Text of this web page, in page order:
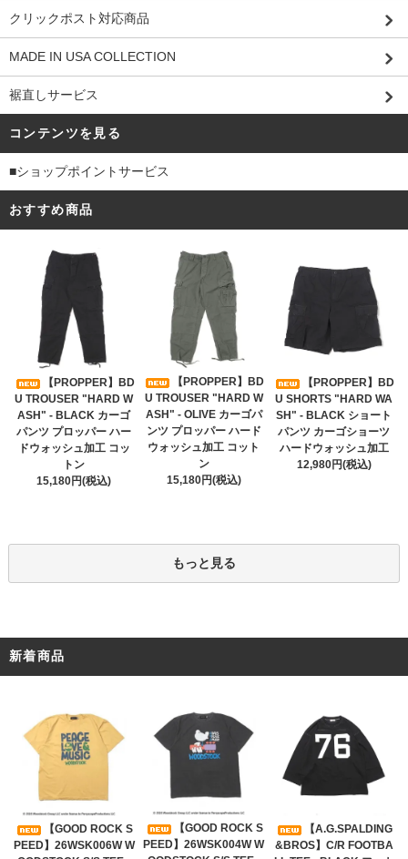
クリックポスト対応商品
MADE IN USA COLLECTION
裾直しサービス
コンテンツを見る
■ショップポイントサービス
おすすめ商品
【PROPPER】BD
U TROUSER "HARD W
ASH" - BLACK カーゴ
パンツ プロッパー ハー
ドウォッシュ加工 コッ
トン
15,180円(税込)
【PROPPER】BD
U TROUSER "HARD W
ASH" - OLIVE カーゴパ
ンツ プロッパー ハード
ウォッシュ加工 コット
ン
15,180円(税込)
【PROPPER】BD
U SHORTS "HARD WA
SH" - BLACK ショート
パンツ カーゴショーツ
ハードウォッシュ加工
12,980円(税込)
もっと見る
新着商品
【GOOD ROCK S
PEED】26WSK006W W
【GOOD ROCK S
PEED】26WSK004W W
【A.G.SPALDING
&BROS】C/R FOOTBA